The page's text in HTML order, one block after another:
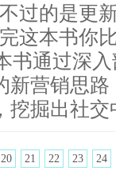
过的是更
这本书你
书通过深
新营销思
挖掘出社交
20 21 22 23 24